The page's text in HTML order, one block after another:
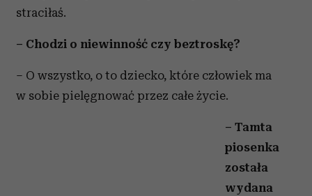
straciłaś.
– Chodzi o niewinność czy beztroskę?
– O wszystko, o to dziecko, które człowiek ma
w sobie pielęgnować przez całe życie.
– Tamta
piosenka
została
wydana